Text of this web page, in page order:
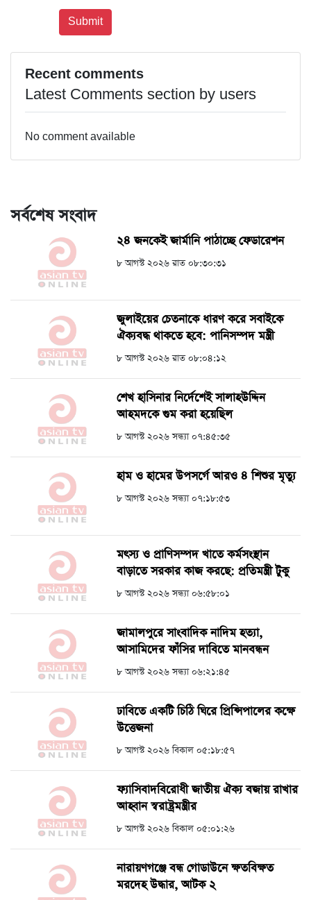
Recent comments
Latest Comments section by users
No comment available
সর্বশেষ সংবাদ
২৪ জনকেই জার্মানি পাঠাচ্ছে ফেডারেশন
৮ আগস্ট ২০২৬ রাত ০৮:৩০:৩১
জুলাইয়ের চেতনাকে ধারণ করে সবাইকে
ঐক্যবদ্ধ থাকতে হবে: পানিসম্পদ মন্ত্রী
৮ আগস্ট ২০২৬ রাত ০৮:০৪:১২
শেখ হাসিনার নির্দেশেই সালাহউদ্দিন
আহমদকে গুম করা হয়েছিল
৮ আগস্ট ২০২৬ সন্ধ্যা ০৭:৪৫:৩৫
হাম ও হামের উপসর্গে আরও ৪ শিশুর মৃত্যু
৮ আগস্ট ২০২৬ সন্ধ্যা ০৭:১৮:৫৩
মৎস্য ও প্রাণিসম্পদ খাতে কর্মসংস্থান
বাড়াতে সরকার কাজ করছে: প্রতিমন্ত্রী টুকু
৮ আগস্ট ২০২৬ সন্ধ্যা ০৬:৫৮:০১
জামালপুরে সাংবাদিক নাদিম হত্যা,
আসামিদের ফাঁসির দাবিতে মানবন্ধন
৮ আগস্ট ২০২৬ সন্ধ্যা ০৬:২১:৪৫
ঢাবিতে একটি চিঠি ঘিরে প্রিন্সিপালের কক্ষে
উত্তেজনা
৮ আগস্ট ২০২৬ বিকাল ০৫:১৮:৫৭
ফ্যাসিবাদবিরোধী জাতীয় ঐক্য বজায় রাখার
আহ্বান স্বরাষ্ট্রমন্ত্রীর
৮ আগস্ট ২০২৬ বিকাল ০৫:০১:২৬
নারায়ণগঞ্জে বন্ধ গোডাউনে ক্ষতবিক্ষত
মরদেহ উদ্ধার, আটক ২